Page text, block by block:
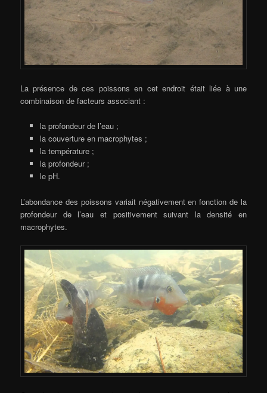
La présence de ces poissons en cet endroit était liée à une
combinaison de facteurs associant :
la profondeur de l’eau ;
la couverture en macrophytes ;
la température ;
la profondeur ;
le pH.
L’abondance des poissons variait négativement en fonction de la
profondeur de l’eau et positivement suivant la densité en
macrophytes.